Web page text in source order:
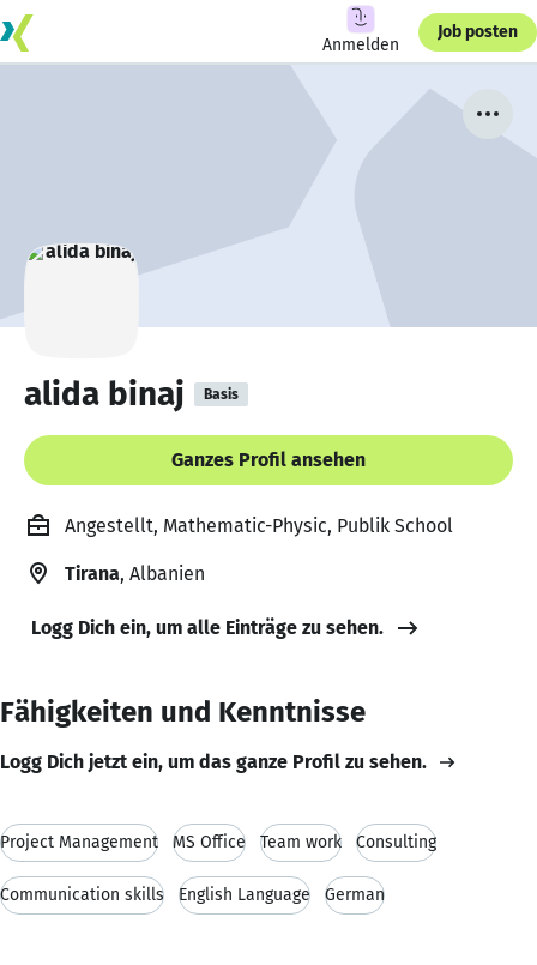
Anmelden
Job posten
alida binaj Basis
Ganzes Profil ansehen
Angestellt, Mathematic-Physic, Publik School
Tirana, Albanien
Logg Dich ein, um alle Einträge zu sehen.
Fähigkeiten und Kenntnisse
Logg Dich jetzt ein, um das ganze Profil zu sehen.
Project Management MS Office Team work Consulting
Communication skills English Language German